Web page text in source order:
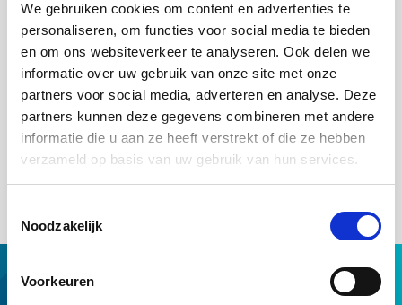
We gebruiken cookies om content en advertenties te
personaliseren, om functies voor social media te bieden
en om ons websiteverkeer te analyseren. Ook delen we
informatie over uw gebruik van onze site met onze
partners voor social media, adverteren en analyse. Deze
partners kunnen deze gegevens combineren met andere
informatie die u aan ze heeft verstrekt of die ze hebben
verzameld op basis van uw gebruik van hun services.
Noodzakelijk
Voorkeuren
maatregelen vooraf nodig. Door gebruik te maken van het
Energiebespaarbudget stelt je klant de financiering van erkende
energiebesparende maatregelen van zijn huis veilig. Maar hoeft
hij niet meteen al te beslissen wat hij wil (laten) doen. Hierdoor
kan je klant eerst zijn hypotheek regelen en daarna nadenken
over welke maatregelen voor zijn huis het meest zinvol zijn. Ook
heeft je klant dan voldoende tijd voor een advies op maat van
een energieadviseur.
Klikhiervoor meer informatie.
Hypotheek met NHG